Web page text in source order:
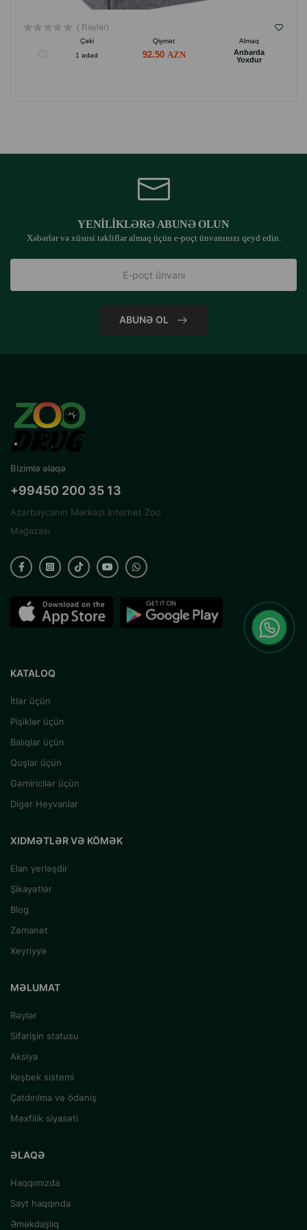
( Rəylər)
Çəki Qiymət
Almaq
1 ədəd
92.50
Anbarda
Yoxdur
YENILIKLƏRƏ ABUNƏ OLUN
Xəbərlər və xüsusi təkliflər almaq üçün e-poçt ünvanınızı qeyd edin.
ABUNƏ OL
Bizimlə əlaqə
+99450 200 35 13
Azərbaycanın Mərkəzi İnternet Zoo
Mağazası
KATALOQ
İtlər üçün
Pişiklər üçün
Balıqlar üçün
Quşlar üçün
Gəmiricilər üçün
Digər Heyvanlar
XIDMƏTLƏR VƏ KÖMƏK
Elan yerləşdir
Şikayətlər
Blog
Zəmanət
Xeyriyyə
MƏLUMAT
Rəylər
Sifarişin statusu
Aksiya
Keşbek sistemi
Çatdırılma və ödəniş
Məxfilik siyasəti
ƏLAQƏ
Haqqımızda
Sayt haqqında
Əməkdaşlıq